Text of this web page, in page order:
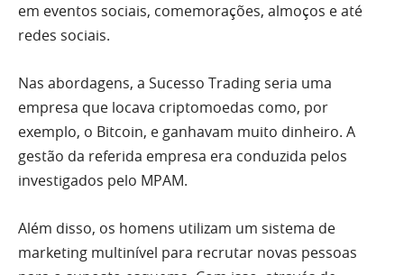
em eventos sociais, comemorações, almoços e até
redes sociais.
Nas abordagens, a Sucesso Trading seria uma
empresa que locava criptomoedas como, por
exemplo, o Bitcoin, e ganhavam muito dinheiro. A
gestão da referida empresa era conduzida pelos
investigados pelo MPAM.
Além disso, os homens utilizam um sistema de
marketing multinível para recrutar novas pessoas